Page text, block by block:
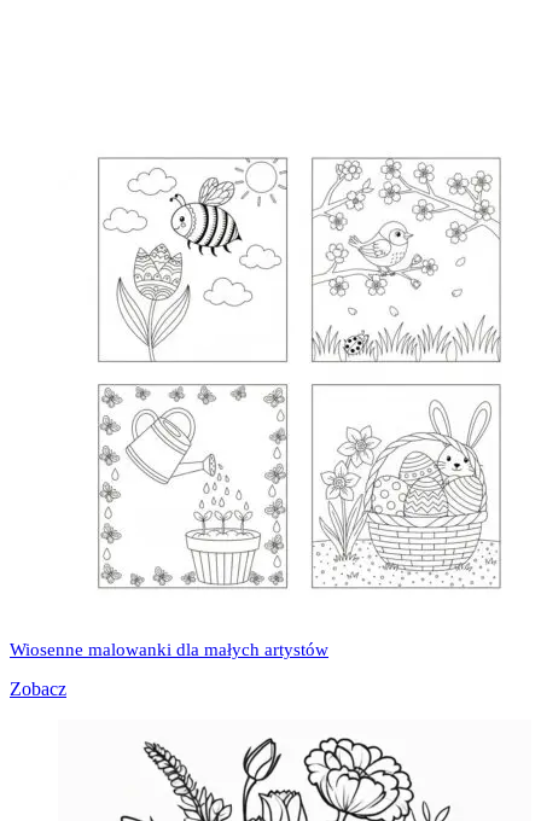
Wiosenne malowanki dla małych artystów
Zobacz